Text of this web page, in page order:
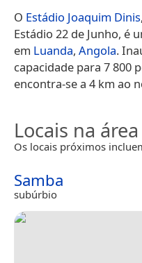
O Estádio Joaquim Dinis
Estádio 22 de Junho, é
em Luanda, Angola.
capacidade para 7 800
encontra-se a 4 km ao
Locais na área
Os locais próximos
Samba
subúrbio